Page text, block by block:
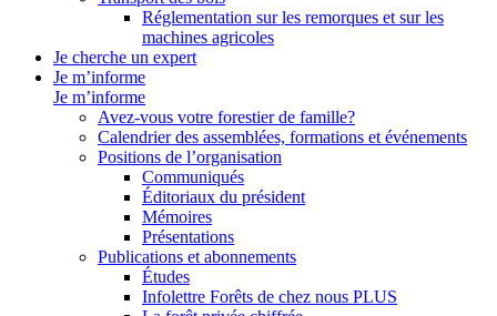
Réglementation sur les remorques et sur les
machines agricoles
Je cherche un expert
Je m’informe
Je m’informe
Avez-vous votre forestier de famille?
Calendrier des assemblées, formations et événements
Positions de l’organisation
Communiqués
Éditoriaux du président
Mémoires
Présentations
Publications et abonnements
Études
Infolettre Forêts de chez nous PLUS